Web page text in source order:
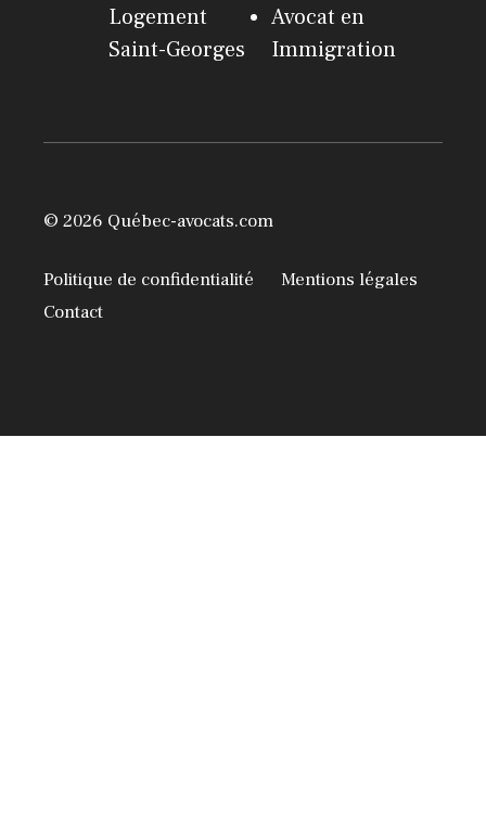
Logement
Saint-Georges
Avocat en
Immigration
© 2026 Québec-avocats.com
Politique de confidentialité
Mentions légales
Contact